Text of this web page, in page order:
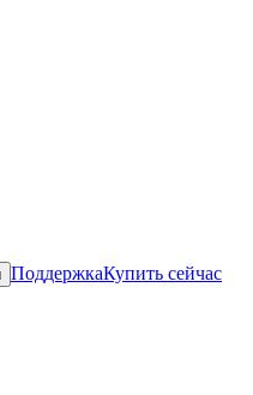
ПоддержкаКупить сейчас